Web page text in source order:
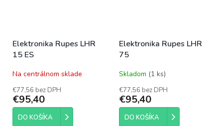
Elektronika Rupes LHR
15 ES
Na centrálnom sklade
€77,56 bez DPH
€95,40
DO KOŠÍKA
Elektronika Rupes LHR
75
Skladom (1 ks)
€77,56 bez DPH
€95,40
DO KOŠÍKA